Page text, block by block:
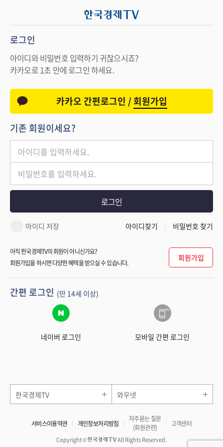
로그인
아이디와 비밀번호 입력하기 귀찮으시죠?
카카오로 1초 만에 로그인 하세요.
카카오 간편로그인 /회원가입
기존 회원이세요?
로그인
아이디 저장 아이디찾기 비밀번호 찾기
아직 한국경제TV의 회원이 아니신가요?
회원가입을 하시면 다양한 혜택을 받으실 수 있습니다.
회원가입
간편 로그인 (만 14세 이상)
네이버 로그인 모바일 간편 로그인
한국경제TV 와우넷
서비스이용약관 개인정보처리방침
자주묻는 질문
(회원관련)
고객센터
Copyright © All Rights Reserved.